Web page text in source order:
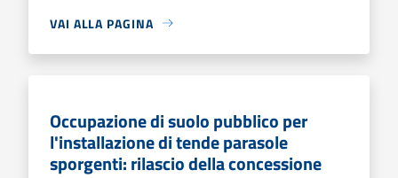
VAI ALLA PAGINA
Occupazione di suolo pubblico per
l'installazione di tende parasole
sporgenti: rilascio della concessione